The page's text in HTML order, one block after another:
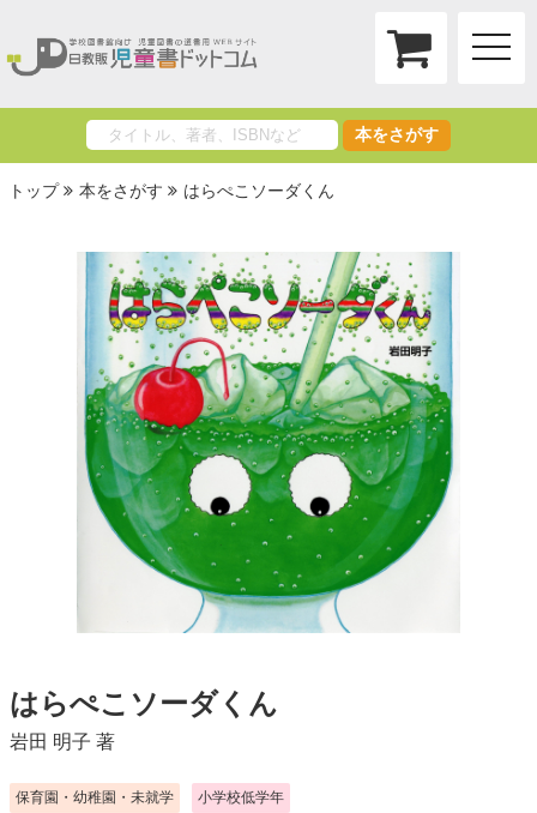
toggle
本をさがす
トップ 本をさがす はらぺこソーダくん
はらぺこソーダくん
岩田 明子 著
保育園・幼稚園・未就学 小学校低学年